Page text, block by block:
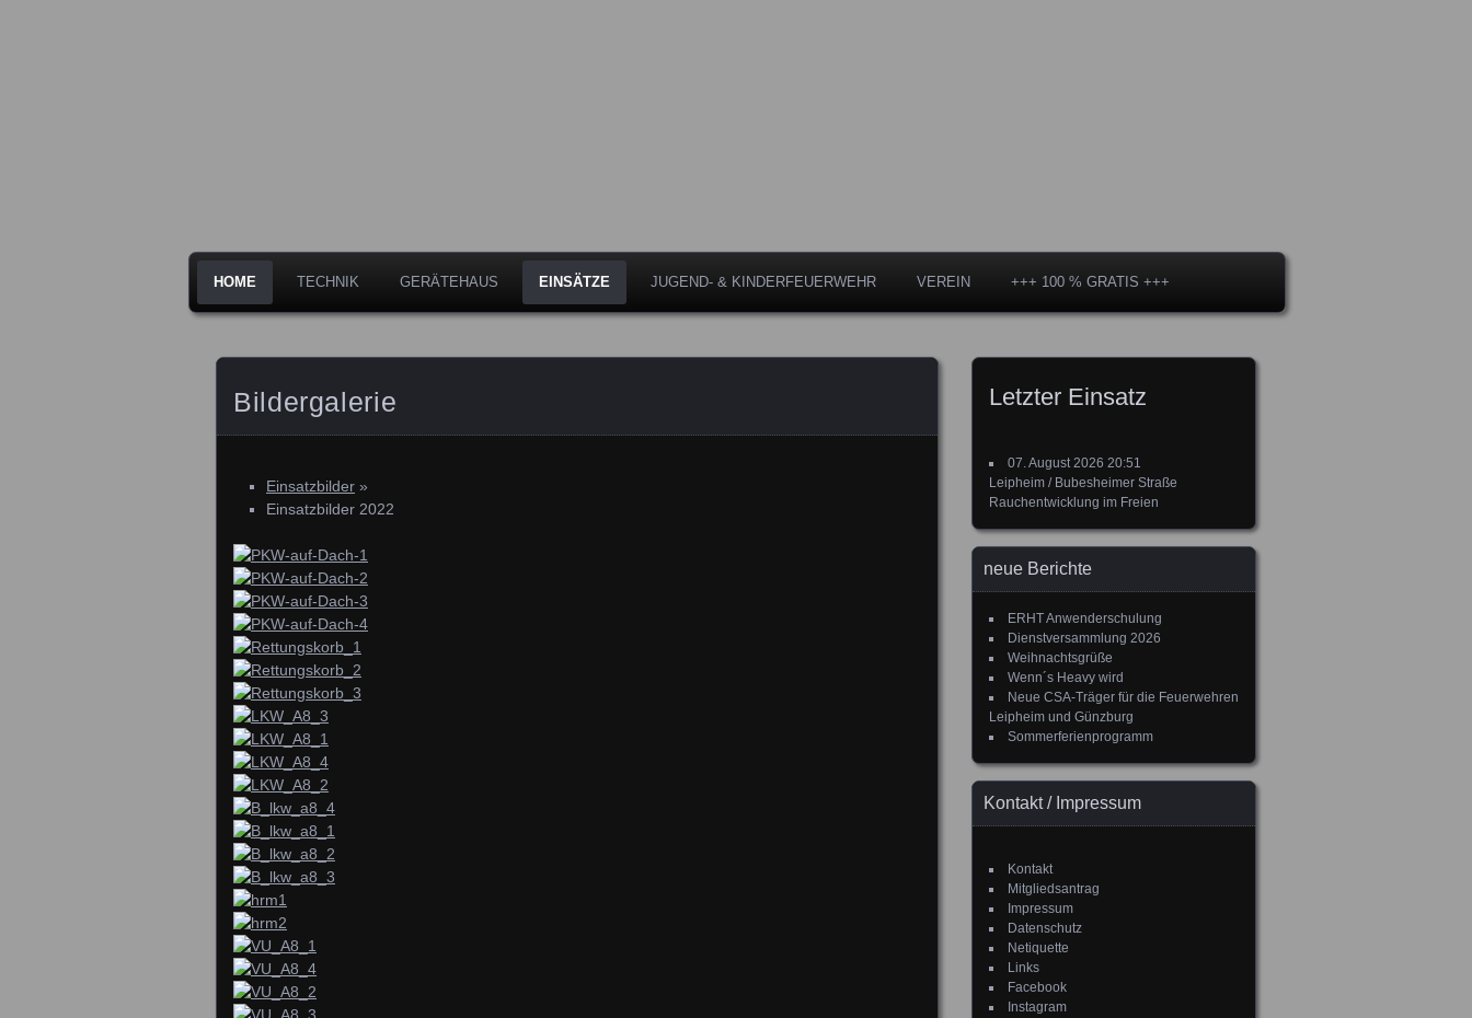
HOME TECHNIK GERÄTEHAUS EINSÄTZE JUGEND- & KINDERFEUERWEHR VEREIN +++ 100 % GRATIS +++
Bildergalerie
Einsatzbilder »
Einsatzbilder 2022
Letzter Einsatz
07. August 2026 20:51
Leipheim / Bubesheimer Straße
Rauchentwicklung im Freien
neue Berichte
ERHT Anwenderschulung
Dienstversammlung 2026
Weihnachtsgrüße
Wenn´s Heavy wird
Neue CSA-Träger für die Feuerwehren
Leipheim und Günzburg
Sommerferienprogramm
Kontakt / Impressum
Kontakt
Mitgliedsantrag
Impressum
Datenschutz
Netiquette
Links
Facebook
Instagram